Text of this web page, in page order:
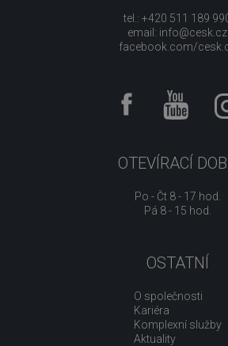
tel.: +420 511 189
email: info@cesk.cz
facebook.com/
OTEVÍRACÍ
Po - Čt 8 - 17 hod.
Pá 8 - 15 hod.
OSTATNÍ
O společnosti
Kariéra
Komplexní služby
Aktuality